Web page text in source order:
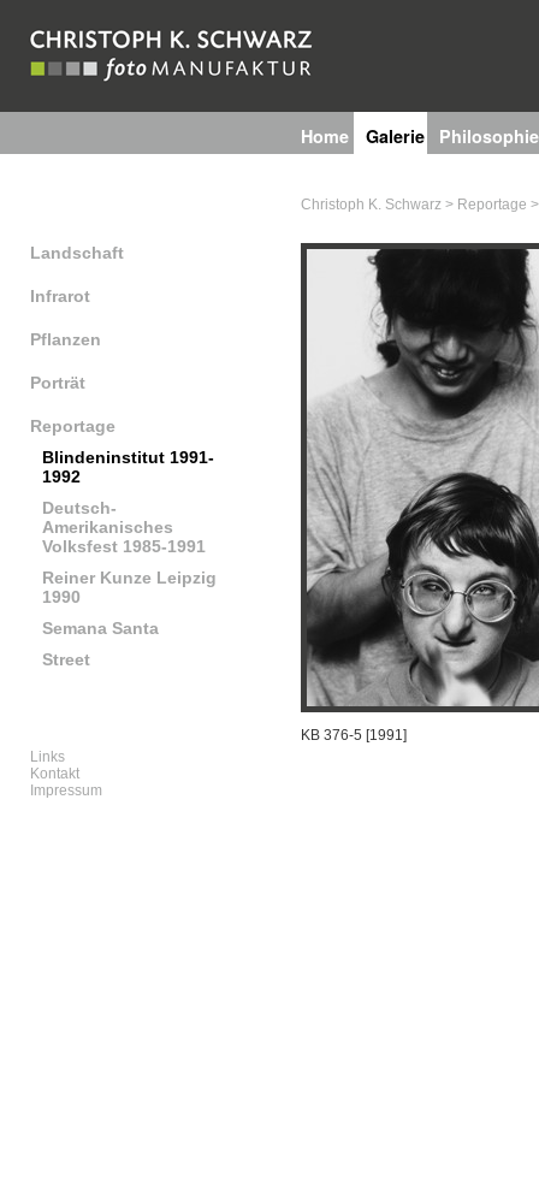
Home Galerie
Technik
Christoph K. Schwarz > Reportage
Landschaft
Infrarot
Pflanzen
Porträt
Reportage
Blindeninstitut 1991-
1992
Deutsch-
Amerikanisches
Volksfest 1985-1991
Reiner Kunze Leipzig
1990
Semana Santa
Street
KB 376-5 [1991]
Links
Kontakt
Impressum